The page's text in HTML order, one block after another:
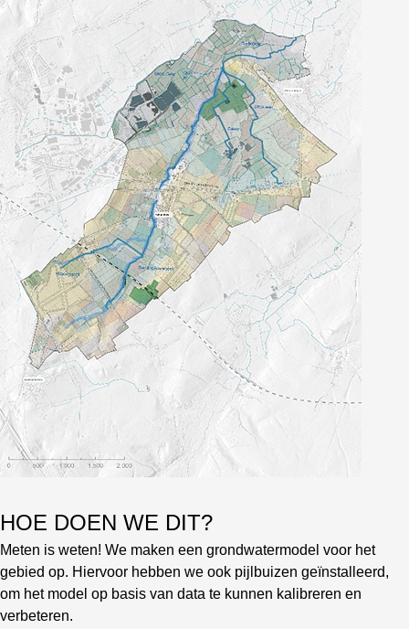
HOE DOEN WE DIT?
Meten is weten! We maken een grondwatermodel voor het
gebied op. Hiervoor hebben we ook pijlbuizen geïnstalleerd,
om het model op basis van data te kunnen kalibreren en
verbeteren.